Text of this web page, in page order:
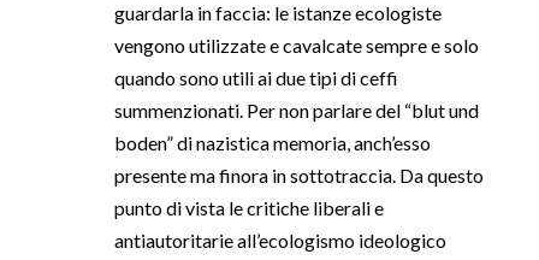
guardarla in faccia: le istanze ecologiste
vengono utilizzate e cavalcate sempre e solo
quando sono utili ai due tipi di ceffi
summenzionati. Per non parlare del “blut und
boden” di nazistica memoria, anch’esso
presente ma finora in sottotraccia. Da questo
punto di vista le critiche liberali e
antiautoritarie all’ecologismo ideologico